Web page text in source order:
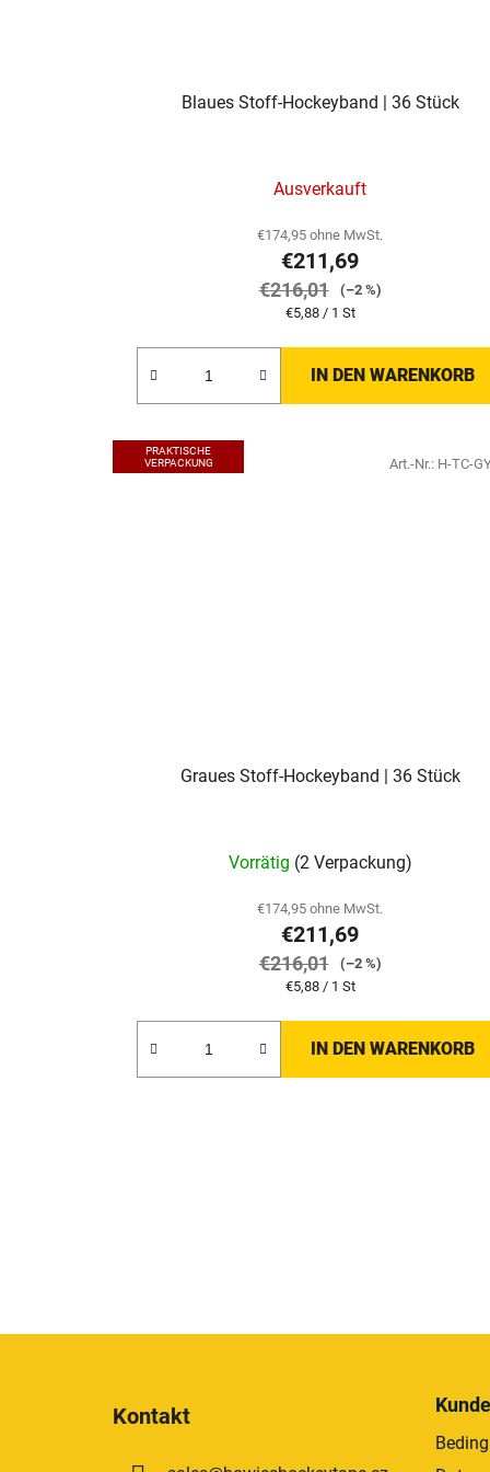
Blaues Stoff-Hockeyband | 36 Stück
Ausverkauft
€174,95 ohne MwSt.
€211,69
€216,01
(–2 %)
Verkaufspreis:
€5,88 / 1 St
IN DEN WARENKORB
PRAKTISCHE
VERPACKUNG
Graues Stoff-Hockeyband | 36 Stück
Vorrätig (2 Verpackung)
€174,95 ohne MwSt.
€211,69
€216,01
(–2 %)
Verkaufspreis:
€5,88 / 1 St
IN DEN WARENKORB
Art.-Nr.: H-TC-
Kontakt